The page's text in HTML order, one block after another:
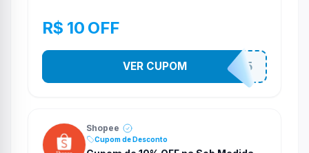
R$ 10 OFF
STES2525
VER CUPOM
Shopee
Cupom de Desconto